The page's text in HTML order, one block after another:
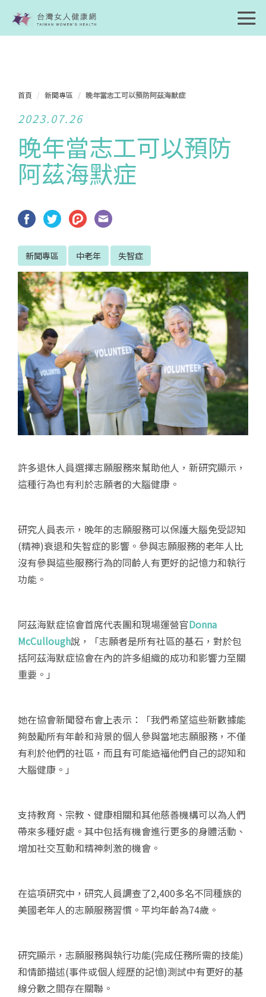
首頁 新聞專區 晚年當志工可以預防阿茲海默症
2023.07.26
晚年當志工可以預防
阿茲海默症
新聞專區 中老年 失智症
許多退休人員選擇志願服務來幫助他人，新研究顯示，
這種行為也有利於志願者的大腦健康。
研究人員表示，晚年的志願服務可以保護大腦免受認知
(精神)衰退和失智症的影響。參與志願服務的老年人比
沒有參與這些​​服務行為的同齡人有更好的記憶力和執行
功能。
阿茲海默症協會首席代表團和現場運營官Donna
McCullough說，「志願者是所有社區的基石，對於包
括阿茲海默症協會在內的許多組織的成功和影響力至關
重要。」
她在協會新聞發布會上表示：「我們希望這些新數據能
夠鼓勵所有年齡和背景的個人參與當地志願服務，不僅
有利於他們的社區，而且有可能造福他們自己的認知和
大腦健康。」
支持教育、宗教、健康相關和其他慈善機構可以為人們
帶來多種好處。其中包括有機會進行更多的身體活動、
增加社交互動和精神刺激的機會。
在這項研究中，研究人員調查了2,400多名不同種族的
美國老年人的志願服務習慣。平均年齡為74歲。
研究顯示，志願服務與執行功能(完成任務所需的技能)
和情節描述(事件或個人經歷的記憶)測試中有更好的基
線分數之間存在關聯。